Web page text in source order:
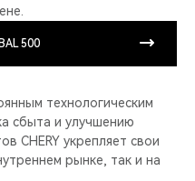
500
технологическим
сбыта и улучшению
CHERY укрепляет свои
рынке, так и на